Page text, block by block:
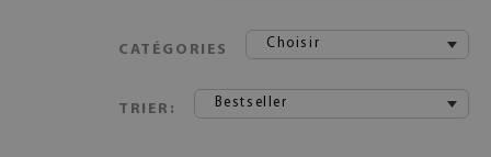
CATÉGORIES Choisir
TRIER: Bestseller